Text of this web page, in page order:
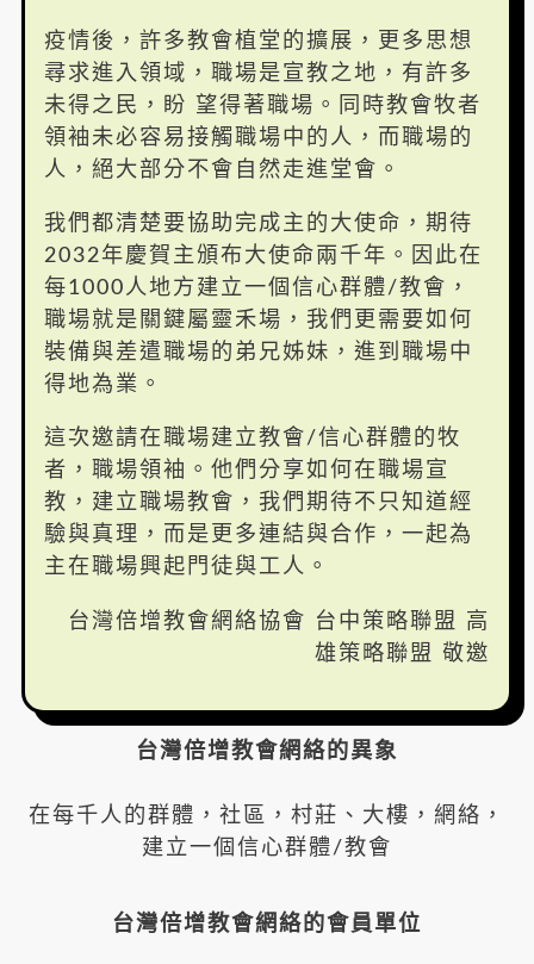
疫情後，許多教會植堂的擴展，更多思想
尋求進入領域，職場是宣教之地，有許多
未得之民，盼 望得著職場。同時教會牧者
領袖未必容易接觸職場中的人，而職場的
人，絕大部分不會自然走進堂會。
我們都清楚要協助完成主的大使命，期待
2032年慶賀主頒布大使命兩千年。因此在
每1000人地方建立一個信心群體/教會，
職場就是關鍵屬靈禾場，我們更需要如何
裝備與差遣職場的弟兄姊妹，進到職場中
得地為業。
這次邀請在職場建立教會/信心群體的牧
者，職場領袖。他們分享如何在職場宣
教，建立職場教會，我們期待不只知道經
驗與真理，而是更多連結與合作，一起為
主在職場興起門徒與工人。
台灣倍增教會網絡協會 台中策略聯盟 高
雄策略聯盟 敬邀
台灣倍增教會網絡的異象
在每千人的群體，社區，村莊、大樓，網絡，
建立一個信心群體/教會
台灣倍增教會網絡的會員單位